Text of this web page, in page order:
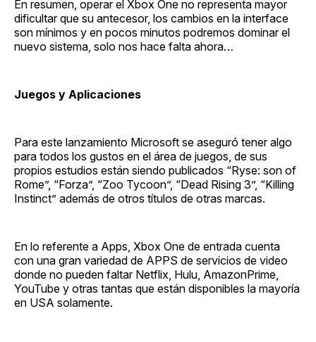
En resumen, operar el Xbox One no representa mayor
dificultar que su antecesor, los cambios en la interface
son mínimos y en pocos minutos podremos dominar el
nuevo sistema, solo nos hace falta ahora…
Juegos y Aplicaciones
Para este lanzamiento Microsoft se aseguró tener algo
para todos los gustos en el área de juegos, de sus
propios estudios están siendo publicados “Ryse: son of
Rome”, “Forza”, “Zoo Tycoon”, “Dead Rising 3”, “Killing
Instinct” además de otros títulos de otras marcas.
En lo referente a Apps, Xbox One de entrada cuenta
con una gran variedad de APPS de servicios de video
donde no pueden faltar Netflix, Hulu, AmazonPrime,
YouTube y otras tantas que están disponibles la mayoría
en USA solamente.